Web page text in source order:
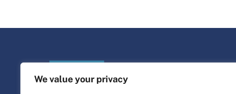
We value your privacy